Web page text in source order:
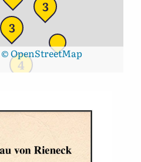
3
4
3
© OpenStreetMap